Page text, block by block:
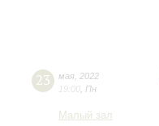
23 мая 2022
19:00 Пн
Малый зал